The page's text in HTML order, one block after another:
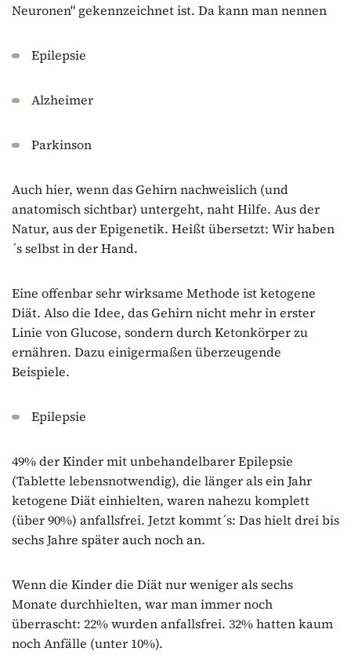
Neuronen" gekennzeichnet ist. Da kann man nennen
Epilepsie
Alzheimer
Parkinson
Auch hier, wenn das Gehirn nachweislich (und
anatomisch sichtbar) untergeht, naht Hilfe. Aus der
Natur, aus der Epigenetik. Heißt übersetzt: Wir haben
´s selbst in der Hand.
Eine offenbar sehr wirksame Methode ist ketogene
Diät. Also die Idee, das Gehirn nicht mehr in erster
Linie von Glucose, sondern durch Ketonkörper zu
ernähren. Dazu einigermaßen überzeugende
Beispiele.
Epilepsie
49% der Kinder mit unbehandelbarer Epilepsie
(Tablette lebensnotwendig), die länger als ein Jahr
ketogene Diät einhielten, waren nahezu komplett
(über 90%) anfallsfrei. Jetzt kommt´s: Das hielt drei bis
sechs Jahre später auch noch an.
Wenn die Kinder die Diät nur weniger als sechs
Monate durchhielten, war man immer noch
überrascht: 22% wurden anfallsfrei. 32% hatten kaum
noch Anfälle (unter 10%).